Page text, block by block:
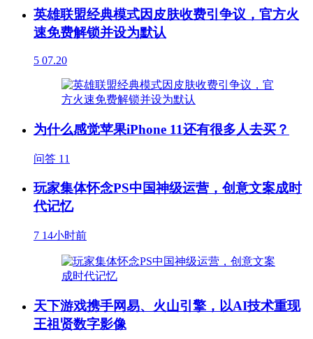
英雄联盟经典模式因皮肤收费引争议，官方火
速免费解锁并设为默认
5 07.20
为什么感觉苹果iPhone 11还有很多人去买？
问答 11
玩家集体怀念PS中国神级运营，创意文案成时
代记忆
7 14小时前
天下游戏携手网易、火山引擎，以AI技术重现
王祖贤数字影像